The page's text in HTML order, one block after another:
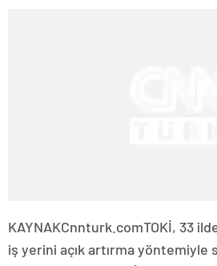
KAYNAKCnnturk.comTOKİ, 33
iş yerini açık artırma yöntemiyle